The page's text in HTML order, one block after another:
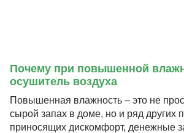
Почему при повышенной
осушитель воздуха
Повышенная влажность – это не
сырой запах в доме, но и ряд других
приносящих дискомфорт, денежные